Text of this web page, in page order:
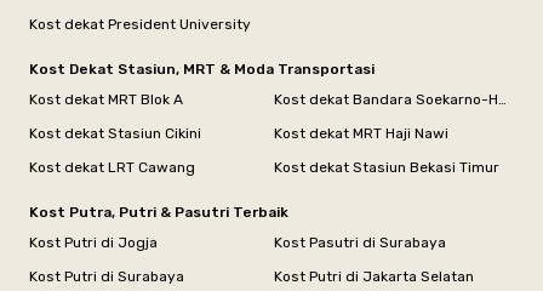
Kost dekat President University
Kost Dekat Stasiun, MRT & Moda Transportasi
Kost dekat MRT Blok A
Kost dekat Bandara Soekarno-Hatta
Kost dekat Stasiun Cikini
Kost dekat MRT Haji Nawi
Kost dekat LRT Cawang
Kost dekat Stasiun Bekasi Timur
Kost Putra, Putri & Pasutri Terbaik
Kost Putri di Jogja
Kost Pasutri di Surabaya
Kost Putri di Surabaya
Kost Putri di Jakarta Selatan